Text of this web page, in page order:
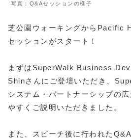
写真：Q&Aセッションの様子
芝公園ウォーキングからPacific
セッションがスタート！
まずはSuperWalk Business
Shinさんにご登壇いただき、
システム・パートナーシップの
やすくご説明いただきました。
また、スピーチ後に行われた